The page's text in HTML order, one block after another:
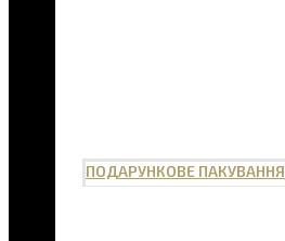
ПОДАРУНКОВЕ ПАКУВАННЯ